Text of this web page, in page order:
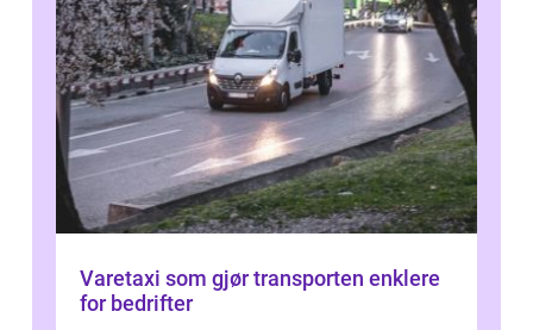
Varetaxi som gjør transporten enklere
for bedrifter